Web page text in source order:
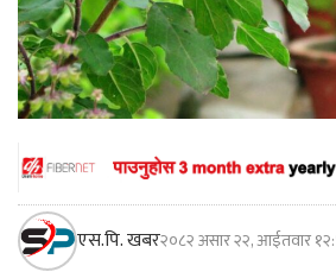
एस.पि. खबर२०८२ असार २२, आईतवार